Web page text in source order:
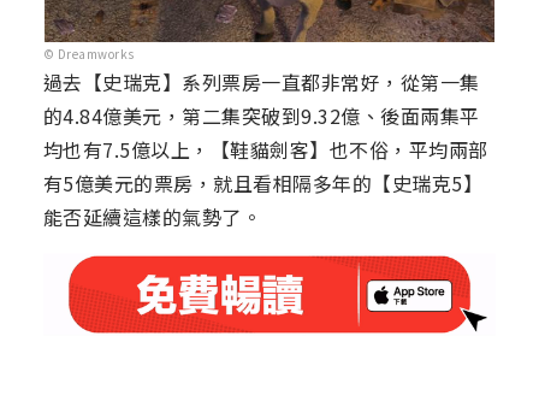
© Dreamworks
過去【史瑞克】系列票房一直都非常好，從第一集
的4.84億美元，第二集突破到9.32億、後面兩集平
均也有7.5億以上，【鞋貓劍客】也不俗，平均兩部
有5億美元的票房，就且看相隔多年的【史瑞克5】
能否延續這樣的氣勢了。